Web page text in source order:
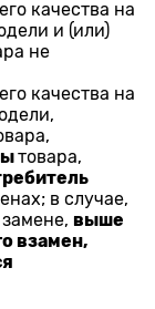
качества на
и (или)
не
качества на
товара,
в случае,
выше
взамен,